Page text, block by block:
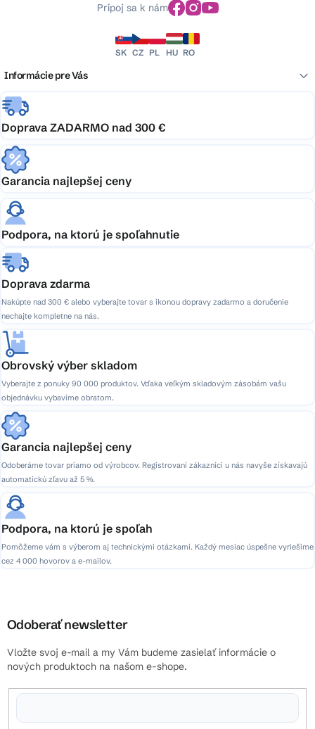
Pripoj sa k nám
SK CZ PL HU RO
Informácie pre Vás
Doprava ZADARMO nad 300 €
Garancia najlepšej ceny
Podpora, na ktorú je spoľahnutie
Doprava zdarma
Nakúpte nad 300 € alebo vyberajte tovar s ikonou dopravy zadarmo a doručenie
nechajte kompletne na nás.
Obrovský výber skladom
Vyberajte z ponuky 90 000 produktov. Vďaka veľkým skladovým zásobám vašu
objednávku vybavíme obratom.
Garancia najlepšej ceny
Odoberáme tovar priamo od výrobcov. Registrovaní zákazníci u nás navyše získavajú
automatickú zľavu až 5 %.
Podpora, na ktorú je spoľah
Pomôžeme vám s výberom aj technickými otázkami. Každý mesiac úspešne vyriešime
cez 4 000 hovorov a e-mailov.
Odoberať newsletter
Vložte svoj e-mail a my Vám budeme zasielať informácie o
nových produktoch na našom e-shope.